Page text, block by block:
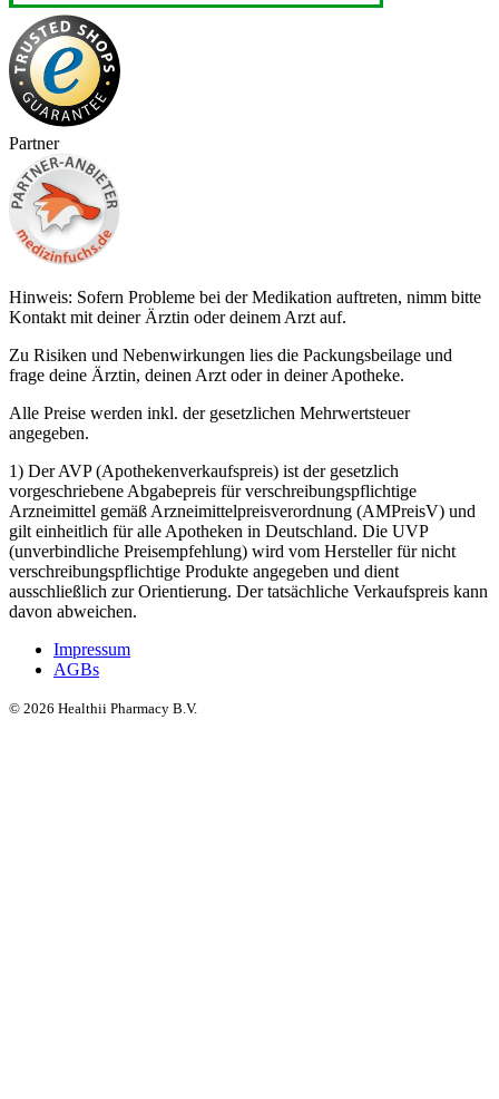
Partner
Hinweis: Sofern Probleme bei der Medikation auftreten, nimm bitte
Kontakt mit deiner Ärztin oder deinem Arzt auf.
Zu Risiken und Nebenwirkungen lies die Packungsbeilage und
frage deine Ärztin, deinen Arzt oder in deiner Apotheke.
Alle Preise werden inkl. der gesetzlichen Mehrwertsteuer
angegeben.
1) Der AVP (Apothekenverkaufspreis) ist der gesetzlich
vorgeschriebene Abgabepreis für verschreibungspflichtige
Arzneimittel gemäß Arzneimittelpreisverordnung (AMPreisV) und
gilt einheitlich für alle Apotheken in Deutschland. Die UVP
(unverbindliche Preisempfehlung) wird vom Hersteller für nicht
verschreibungspflichtige Produkte angegeben und dient
ausschließlich zur Orientierung. Der tatsächliche Verkaufspreis kann
davon abweichen.
Impressum
AGBs
© 2026 Healthii Pharmacy B.V.